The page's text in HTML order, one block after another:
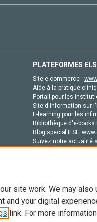
PLATEFORMES
Site e-commerce :
Aide à la pratique
Portail pour les
Site d'information sur
E-learning pour les
Bibliothèque d'e-books
Blog special IFSI :
Suivez notre actualité
Elsevier, ses concédants de
site work. We may
and your digital
link. For more